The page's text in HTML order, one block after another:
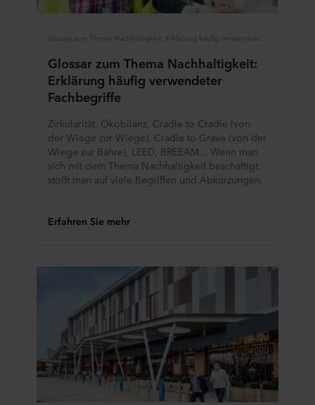
Glossar zum Thema Nachhaltigkeit:
Erklärung häufig verwendeter
Fachbegriffe
Zirkularität, Ökobilanz, Cradle to Cradle (von
der Wiege zur Wiege), Cradle to Grave (von der
Wiege zur Bahre), LEED, BREEAM... Wenn man
sich mit dem Thema Nachhaltigkeit beschäftigt,
stößt man auf viele Begriffen und Abkürzungen.
Erfahren Sie mehr